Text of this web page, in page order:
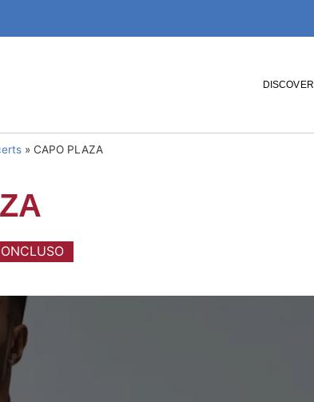
DISCOVER
» CAPO PLAZA